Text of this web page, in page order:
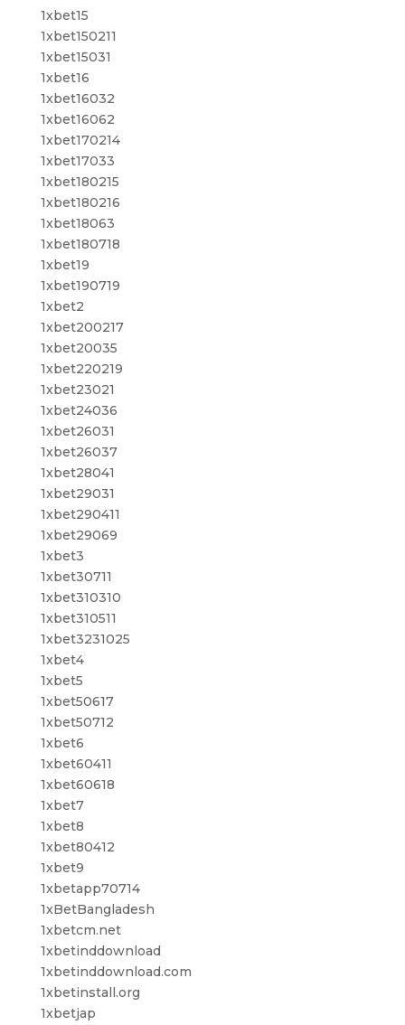
1xbet15
1xbet150211
1xbet15031
1xbet16
1xbet16032
1xbet16062
1xbet170214
1xbet17033
1xbet180215
1xbet180216
1xbet18063
1xbet180718
1xbet19
1xbet190719
1xbet2
1xbet200217
1xbet20035
1xbet220219
1xbet23021
1xbet24036
1xbet26031
1xbet26037
1xbet28041
1xbet29031
1xbet290411
1xbet29069
1xbet3
1xbet30711
1xbet310310
1xbet310511
1xbet3231025
1xbet4
1xbet5
1xbet50617
1xbet50712
1xbet6
1xbet60411
1xbet60618
1xbet7
1xbet8
1xbet80412
1xbet9
1xbetapp70714
1xBetBangladesh
1xbetcm.net
1xbetinddownload
1xbetinddownload.com
1xbetinstall.org
1xbetjap